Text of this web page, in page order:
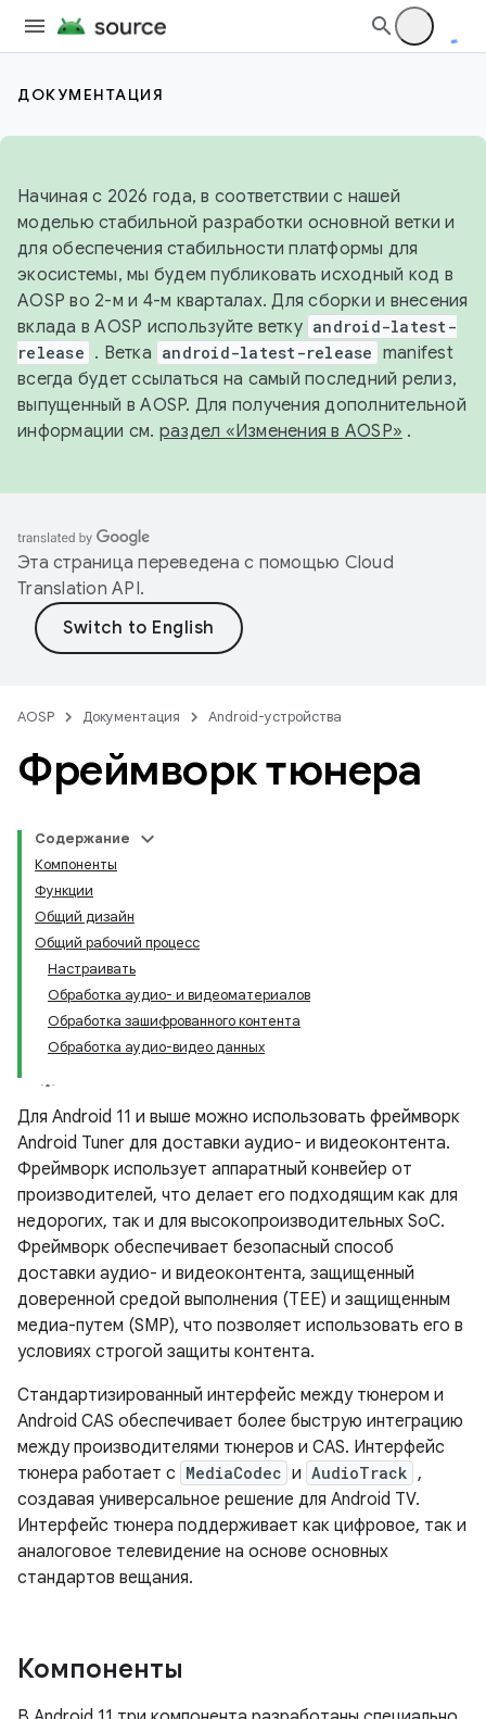
ДОКУМЕНТАЦИЯ
Начиная с 2026 года, в соответствии с нашей
моделью стабильной разработки основной ветки и
для обеспечения стабильности платформы для
экосистемы, мы будем публиковать исходный код в
AOSP во 2-м и 4-м кварталах. Для сборки и внесения
вклада в AOSP используйте ветку android-latest-
release . Ветка android-latest-release manifest
всегда будет ссылаться на самый последний релиз,
выпущенный в AOSP. Для получения дополнительной
информации см. раздел «Изменения в AOSP» .
Эта страница переведена с помощью Cloud
Translation API.
AOSP Документация Android-устройства
Фреймворк тюнера
Содержание
Компоненты
Функции
Общий дизайн
Общий рабочий процесс
Настраивать
Обработка аудио- и видеоматериалов
Обработка зашифрованного контента
Обработка аудио-видео данных
Для Android 11 и выше можно использовать фреймворк
Android Tuner для доставки аудио- и видеоконтента.
Фреймворк использует аппаратный конвейер от
производителей, что делает его подходящим как для
недорогих, так и для высокопроизводительных SoC.
Фреймворк обеспечивает безопасный способ
доставки аудио- и видеоконтента, защищенный
доверенной средой выполнения (TEE) и защищенным
медиа-путем (SMP), что позволяет использовать его в
условиях строгой защиты контента.
Стандартизированный интерфейс между тюнером и
Android CAS обеспечивает более быструю интеграцию
между производителями тюнеров и CAS. Интерфейс
тюнера работает с MediaCodec и AudioTrack ,
создавая универсальное решение для Android TV.
Интерфейс тюнера поддерживает как цифровое, так и
аналоговое телевидение на основе основных
стандартов вещания.
Компоненты